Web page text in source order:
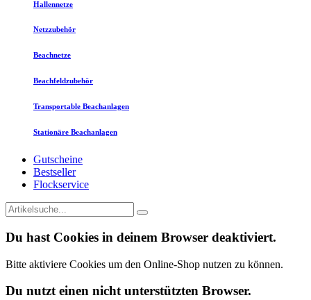
Hallennetze
Netzzubehör
Beachnetze
Beachfeldzubehör
Transportable Beachanlagen
Stationäre Beachanlagen
Gutscheine
Bestseller
Flockservice
Du hast Cookies in deinem Browser deaktiviert.
Bitte aktiviere Cookies um den Online-Shop nutzen zu können.
Du nutzt einen nicht unterstützten Browser.